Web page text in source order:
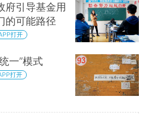
府引导基金用
的可能路径
打开
一”模式
打开